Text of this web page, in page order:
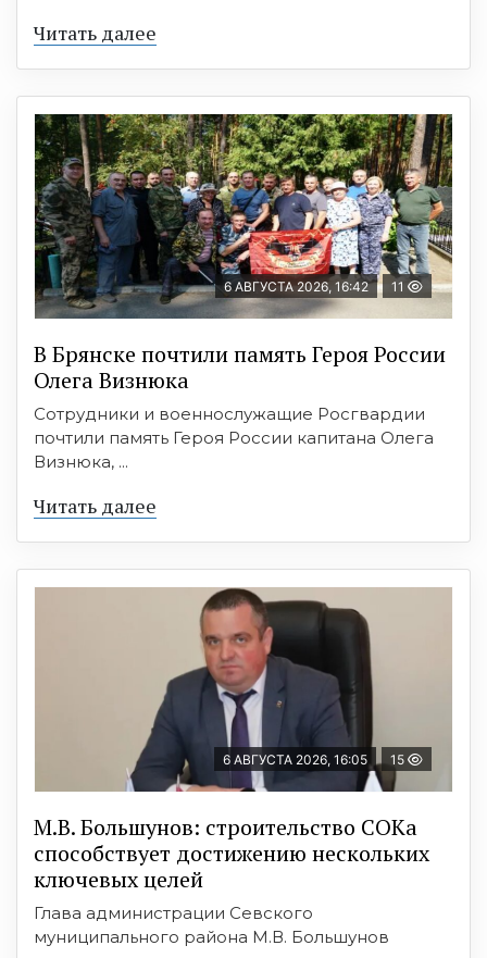
Читать далее
6 АВГУСТА 2026, 16:42 11
В Брянске почтили память Героя России
Олега Визнюка
Сотрудники и военнослужащие Росгвардии
почтили память Героя России капитана Олега
Визнюка, ...
Читать далее
6 АВГУСТА 2026, 16:05 15
М.В. Большунов: строительство СОКа
способствует достижению нескольких
ключевых целей
Глава администрации Севского
муниципального района М.В. Большунов